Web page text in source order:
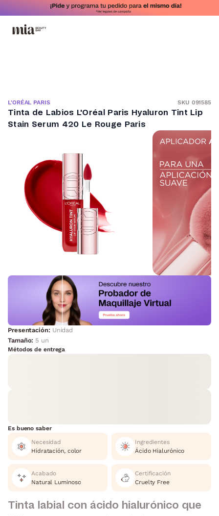
L'ORÉAL PARIS SKU 091585
Tinta de Labios L'Oréal Paris Hyaluron Tint Lip
Stain Serum 420 Le Rouge Paris
Presentación: Unidad
Tamaño: 5 un
Métodos de entrega
Es bueno saber
Necesidad
Hidratación, color
Ingredientes
Ácido Hialurónico
Acabado
Natural Luminoso
Certificación
Cruelty Free
Tinta labial con ácido hialurónico que